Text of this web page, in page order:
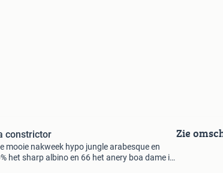
constrictor
mooie nakweek hypo jungle arabesque en
het sharp albino en 66 het anery boa dame is
Zie